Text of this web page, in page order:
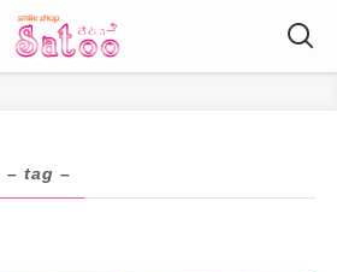
– tag –